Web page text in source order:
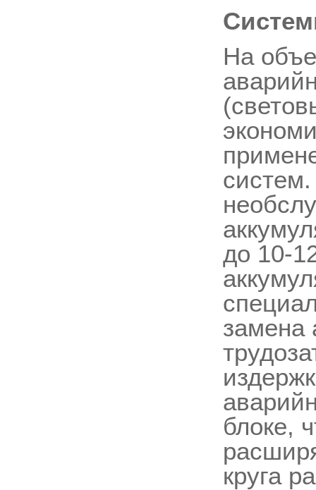
На
до 10-
замена
блоке,
круга